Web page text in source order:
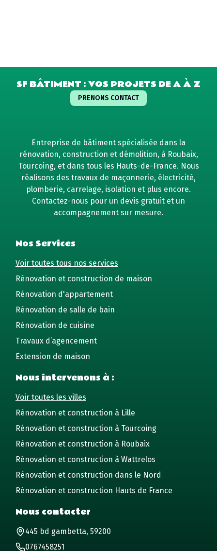
SF BÂTIMENT : VOS PROJETS DE A À Z
PRENONS CONTACT
Entreprise de bâtiment spécialisée dans la
rénovation, construction et démolition, à Roubaix,
Tourcoing, et dans tous les Hauts-de-France. Nous
réalisons des travaux de maçonnerie, électricité,
plomberie, carrelage, isolation et plus encore.
Contactez-nous pour un devis gratuit et un
accompagnement sur mesure.
Nos Services
Voir toutes tous nos services
Rénovation et construction de maison
Rénovation d'appartement
Rénovation de salle de bain
Rénovation de cuisine
Travaux d’agencement
Extension de maison
Nous intervenons à :
Voir toutes les villes
Rénovation et construction à Lille
Rénovation et construction à Tourcoing
Rénovation et construction à Roubaix
Rénovation et construction à Wattrelos
Rénovation et construction dans le Nord
Rénovation et construction Hauts de France
Nous contacter
445 bd gambetta, 59200
0767458251